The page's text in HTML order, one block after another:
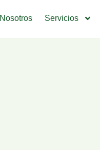
Nosotros Servicios